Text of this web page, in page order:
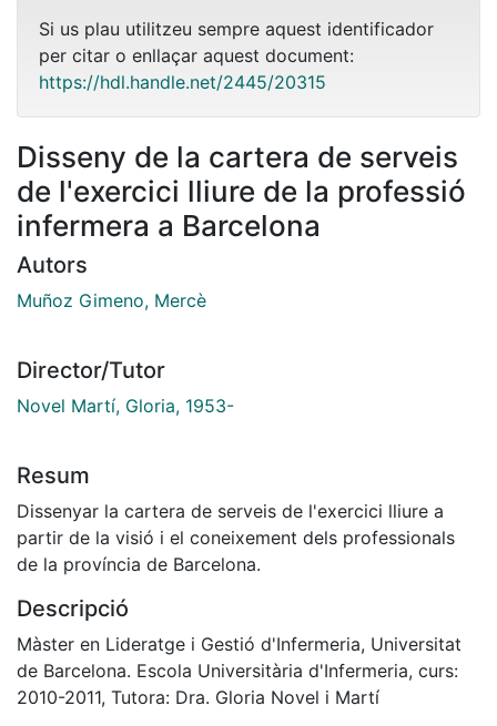
Si us plau utilitzeu sempre aquest identificador
per citar o enllaçar aquest document:
https://hdl.handle.net/2445/20315
Disseny de la cartera de serveis
de l'exercici lliure de la professió
infermera a Barcelona
Autors
Muñoz Gimeno, Mercè
Director/Tutor
Novel Martí, Gloria, 1953-
Resum
Dissenyar la cartera de serveis de l'exercici lliure a
partir de la visió i el coneixement dels professionals
de la província de Barcelona.
Descripció
Màster en Lideratge i Gestió d'Infermeria, Universitat
de Barcelona. Escola Universitària d'Infermeria, curs:
2010-2011, Tutora: Dra. Gloria Novel i Martí